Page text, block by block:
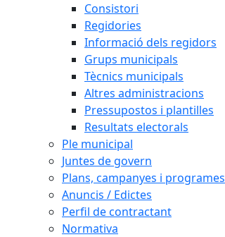
Consistori
Regidories
Informació dels regidors
Grups municipals
Tècnics municipals
Altres administracions
Pressupostos i plantilles
Resultats electorals
Ple municipal
Juntes de govern
Plans, campanyes i programes
Anuncis / Edictes
Perfil de contractant
Normativa